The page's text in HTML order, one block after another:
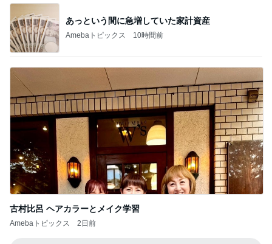
あっという間に急増していた家計資産
Amebaトピックス 10時間前
古村比呂 ヘアカラーとメイク学習
Amebaトピックス 2日前